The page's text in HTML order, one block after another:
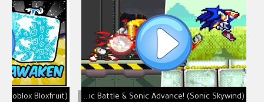
Combining Sonic Battle & Sonic Advance! (Sonic Skywind)